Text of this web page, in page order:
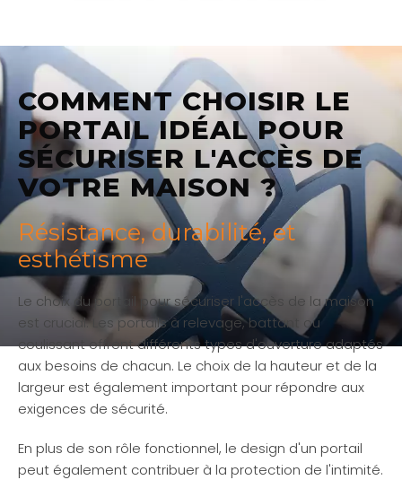
COMMENT CHOISIR LE
PORTAIL IDÉAL POUR
SÉCURISER L'ACCÈS DE
VOTRE MAISON ?
Résistance, durabilité, et
esthétisme
Le choix du portail pour sécuriser l'accès de la maison
est crucial. Les portails à relevage, battant ou
coulissant offrent différents types d'ouverture adaptés
aux besoins de chacun. Le choix de la hauteur et de la
largeur est également important pour répondre aux
exigences de sécurité.
En plus de son rôle fonctionnel, le design d'un portail
peut également contribuer à la protection de l'intimité.